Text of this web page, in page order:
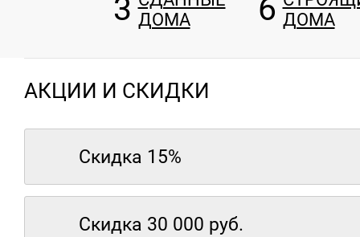
3 ДОМА
6 ДОМА
АКЦИИ И СКИДКИ
Скидка 15%
Скидка 30 000 руб.